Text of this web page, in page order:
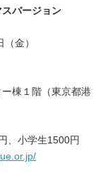
バージョン
金）
棟１階（東京都港
、小学生1500円